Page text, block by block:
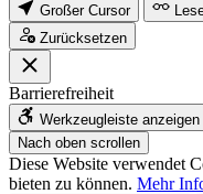
Großer Cursor
Zurücksetzen
Barrierefreiheit
Werkzeugleiste anzeigen
Nach oben scrollen
Diese Website verwendet
bieten zu können. Mehr